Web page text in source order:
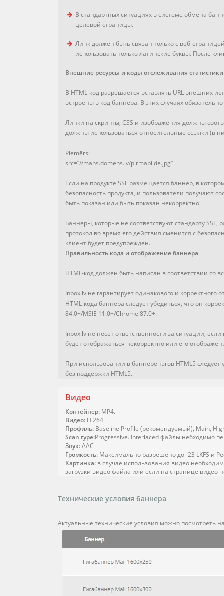
В стандартных ситуациях в системе обмена
целевой страницы.
Линк должен быть связан только с веб-
использовать только латинские буквы. После
Внешние ресурсы и коды отслеживания
В HTML-код разрешается вставлять URL внешних
встроены в код баннера. В этих случаях
Линки на скрипты, CSS и изображения должны
должны использоваться относительные ссылки (в
Piemērs:
src=”//mans.domens.lv/pirmabilde.jpg”
Если на продукте SSL размещается баннер, в
безопасность продукта, и пользователи получают
быть показан или быть показан некорректно.
Баннеры, которые не соответствуют стандарту
протокол во время его действия сменится с
клиент будет предупрежден.
Правильность кода и отображение баннера
HTML-код должен быть написан в соответствии со
Inbox.lv не гарантирует одинакового и
HTML-кода баннера следует убедиться, что он
84.0+/MSIE 11.0+/Chrome 87.0+.
Inbox.lv не несет ответственности за ситуации,
будет отображаться некорректно или его
При использовании в баннере тэгов HTML5
без поддержки HTML5.
Видео
Контейнер: MP4.
Видео: H.264
Профиль: Baseline Profile (рекомендуемый), Main,
Scan type:Progressive. Interlaced файлы небходимо
Звук:AAC
Громкость: Максимально разрешено до -23 LKFS и
Картинка: в случае использования видео
загрузки видео файла или если на странице видео
Технические условия баннера
Актуальные технические условия можно посмотреть